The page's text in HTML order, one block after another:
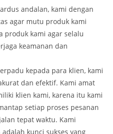
andalan, kami dengan
agar mutu produk kami
produk kami agar selalu
keamanan dan
kepada para klien, kami
dan efektif. Kami amat
klien kami, karena itu kami
setiap proses pesanan
tepat waktu. Kami
kunci sukses yang